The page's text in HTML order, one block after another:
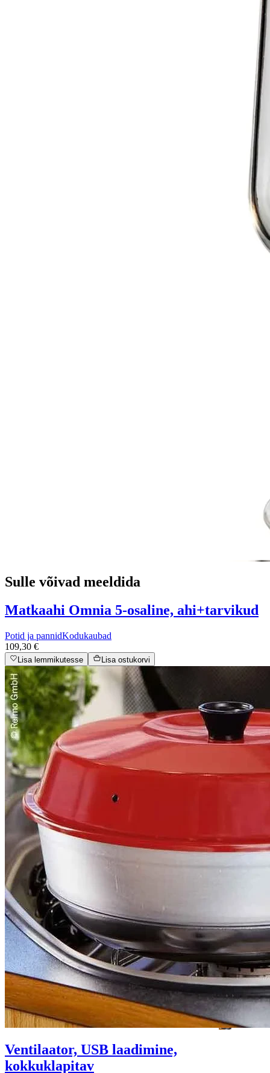
Sulle võivad meeldida
Matkaahi Omnia 5-osaline, ahi+tarvikud
Potid ja pannidKodukaubad
109,30 €
Lisa lemmikutesse Lisa ostukorvi
Ventilaator, USB laadimine,
kokkuklapitav